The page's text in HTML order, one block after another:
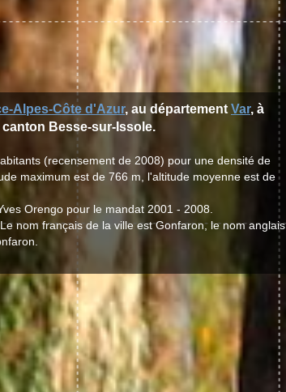
Alpes-Côte d'Azur, au département Var, à
Besse-sur-Issole.
(recensement de 2008) pour une densité de
maximum est de 766 m, l'altitude moyenne est de
Orengo pour le mandat 2001 - 2008.
nom français de la ville est Gonfaron, le nom anglais